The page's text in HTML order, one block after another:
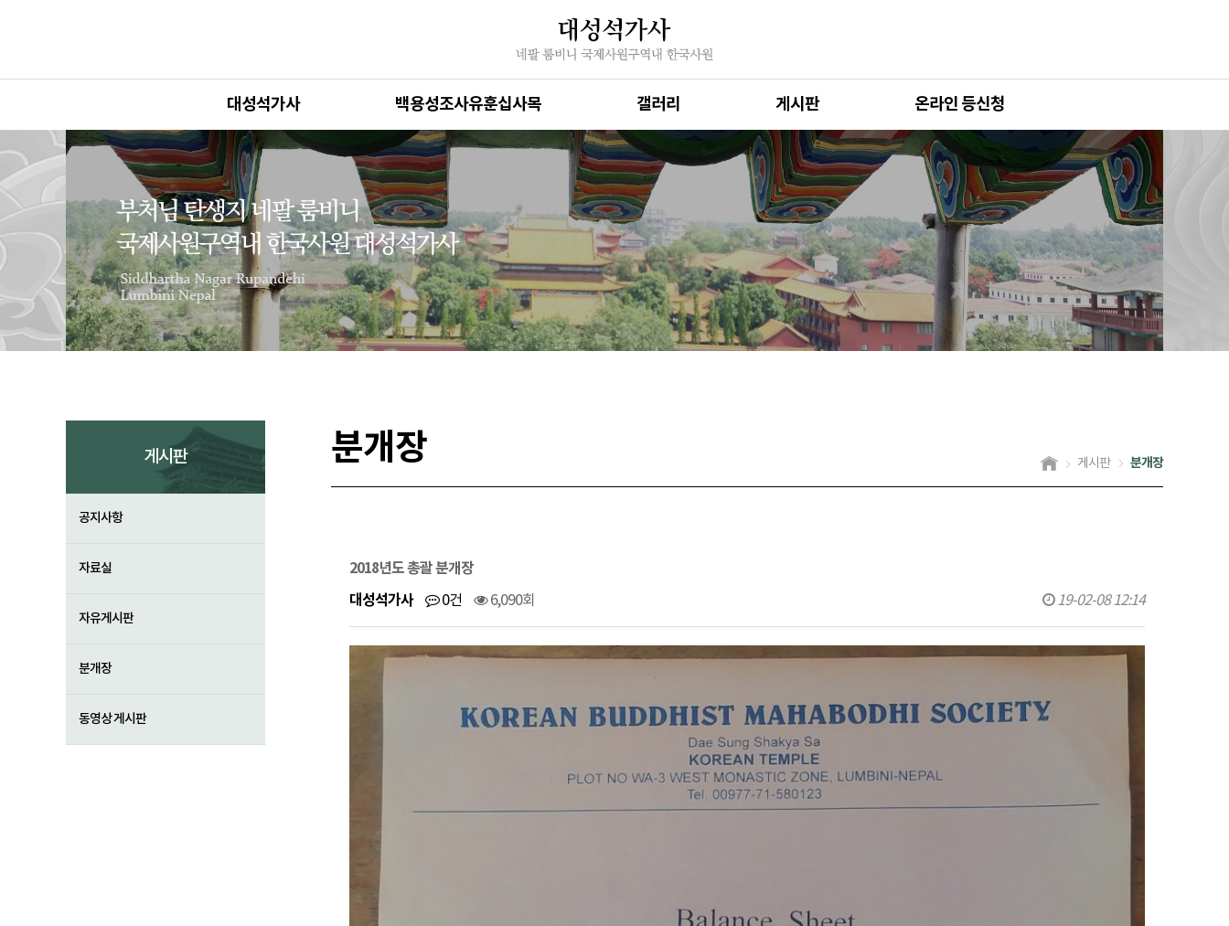
대성석가사 백용성조사유훈십사목 갤러리 게시판 온라인 등신청
게시판
공지사항
자료실
자유게시판
분개장
동영상 게시판
분개장 게시판 분개장
2018년도 총괄 분개장
대성석가사
0건 6,090회 19-02-08 12:14